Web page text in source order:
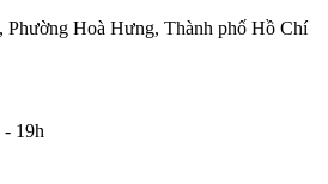
Hoà Hưng, Thành phố Hồ Chí
- 19h